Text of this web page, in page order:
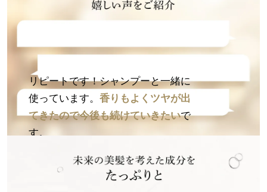
リピートです！シャンプーと一緒に
使っています。 香りもよくツヤが出
てきたので今後も続けていきたいで
す。
髪を直す時にこの商品を使うように
してます。直しがスムーズでサラサ